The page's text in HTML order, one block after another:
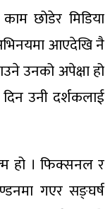
छोडेर मिडिया
आएदेखि नै
उनको अपेक्षा हो
दिन उनी दर्शकलाई
हो । फिक्सनल र
गएर सङ्घर्ष